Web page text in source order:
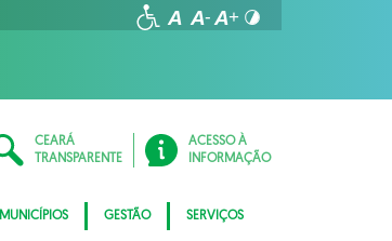
CEARÁ
TRANSPARENTE
ACESSO À
INFORMAÇÃO
MUNICÍPIOS GESTÃO SERVIÇOS